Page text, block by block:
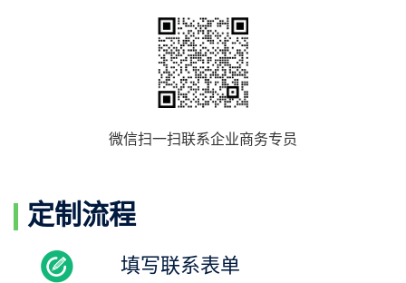
微信扫一扫联系企业商务专员
定制流程
填写联系表单